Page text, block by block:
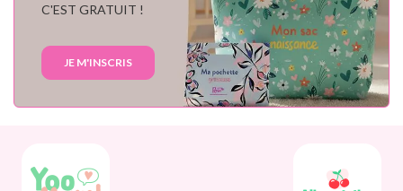
C'EST GRATUIT !
JE M'INSCRIS